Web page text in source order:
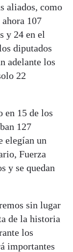
aliados, como
107
y 24 en el
diputados
adelante los
22
en 15 de los
127
elegían un
Fuerza
y se quedan
sin lugar
de la historia
los
importantes